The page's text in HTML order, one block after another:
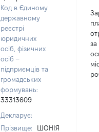
Код в Єдиному
державному
реєстрі
юридичних
осіб, фізичних
осіб –
підприємців та
громадських
формувань:
33313609
Декларує:
Прізвище:
ШОНІЯ
за